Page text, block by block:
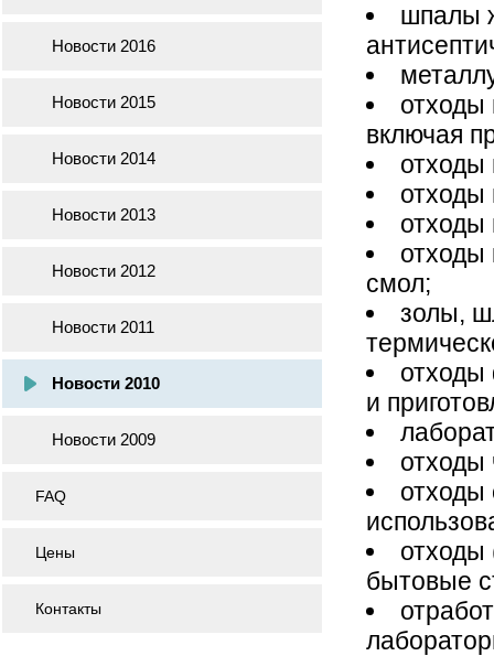
шпалы
отходы
включая
отходы
отходы
отходы
отходы
смол;
золы,
отходы
и
отходы
отходы
бытовые
Новости 2016
Новости 2015
Новости 2014
Новости 2013
Новости 2012
Новости 2011
Новости 2010
Новости 2009
FAQ
Цены
Контакты